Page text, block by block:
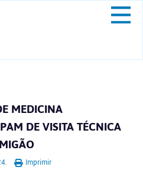
MEDICINA
DE VISITA TÉCNICA
Imprimir